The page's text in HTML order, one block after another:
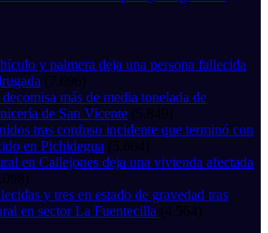
y palmera deja una persona fallecida
(7.696)
más de media tonelada de
de San Vicente (5.849)
tras confuso incidente que terminó con
en Pichidegua (5.604)
en Callejones deja una vivienda afectada
y tres en estado de gravedad tras
en sector La Fuentecilla (4.564)